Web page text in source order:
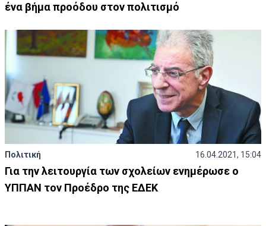
ένα βήμα προόδου στον πολιτισμό
Πολιτική 16.04.2021, 15:04
Για την λειτουργία των σχολείων ενημέρωσε ο
ΥΠΠΑΝ τον Προέδρο της ΕΔΕΚ